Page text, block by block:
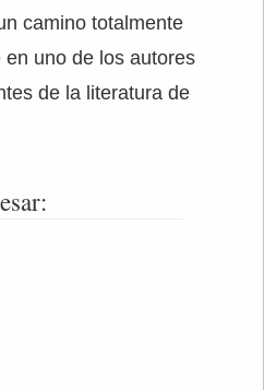
camino totalmente
uno de los autores
de la literatura de